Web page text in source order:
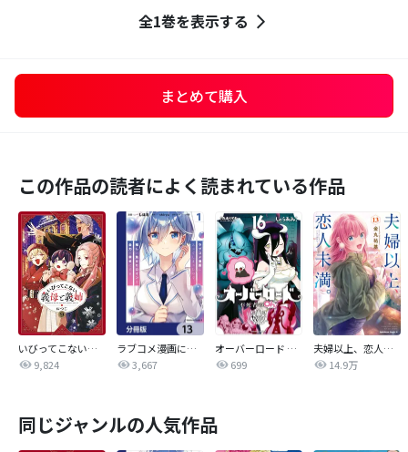
全1巻を表示する
まとめて購入
この作品の読者によく読まれている作品
いびってこない義母と義姉
9,824
ラブコメ漫画に入ってしまったので、推しの負けヒロインを全力で幸せにする【分冊版】
3,667
オーバーロード 不死者のOh!
699
夫婦以上、恋人未満。【分冊版】
14.9万
同じジャンルの人気作品